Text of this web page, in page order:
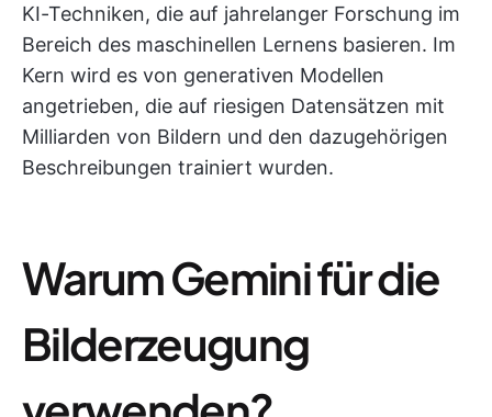
KI-Techniken, die auf jahrelanger Forschung im
Bereich des maschinellen Lernens basieren. Im
Kern wird es von generativen Modellen
angetrieben, die auf riesigen Datensätzen mit
Milliarden von Bildern und den dazugehörigen
Beschreibungen trainiert wurden.
Warum Gemini für die
Bilderzeugung